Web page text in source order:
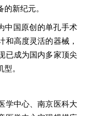
新纪元。
中国原创的单孔手术
和高度灵活的器械，
已成为国内多家顶尖
。
学中心、南京医科大